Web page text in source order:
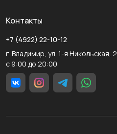
Контакты
+7 (4922) 22-10-12
г. Владимир, ул. 1-я Никольская, 2
с 9:00 до 20:00